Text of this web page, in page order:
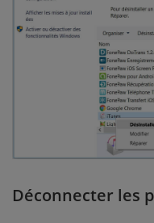
Déconnecter les